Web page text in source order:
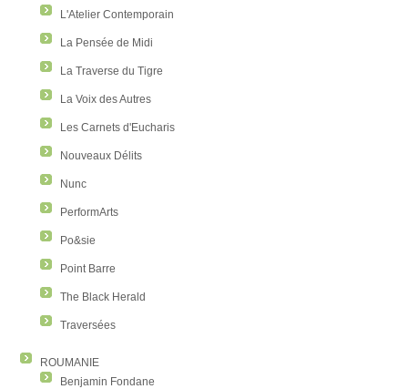
L'Atelier Contemporain
La Pensée de Midi
La Traverse du Tigre
La Voix des Autres
Les Carnets d'Eucharis
Nouveaux Délits
Nunc
PerformArts
Po&sie
Point Barre
The Black Herald
Traversées
ROUMANIE
Benjamin Fondane